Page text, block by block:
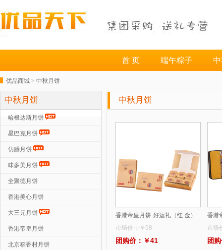
首 页 端午粽子
优品商城 > 中秋月饼
中秋月饼
哈根达斯月饼
星巴克月饼
仿膳月饼
味多美月饼
全聚德月饼
香港美心月饼
大三元月饼
香港帝皇月饼
北京稻香村月饼
中秋月饼
香港帝皇月饼-好运礼（红 金）
市场价：￥58
团购价：￥41
香港
市场
团